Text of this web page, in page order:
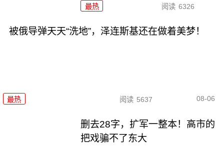
最热 阅读 6326
被俄导弹天天“洗地”，泽连斯基还在做着美梦！
最热 阅读 5637 08-06
删去28字，扩军一整本！高市的
把戏骗不了东大